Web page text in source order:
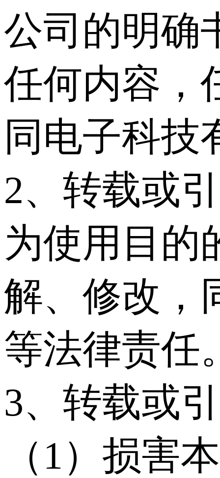
公司的明确
任何内容，
同电子科技
2、转载或
为使用目的
解、修改，
等法律责任
3、转载或
（1）损害